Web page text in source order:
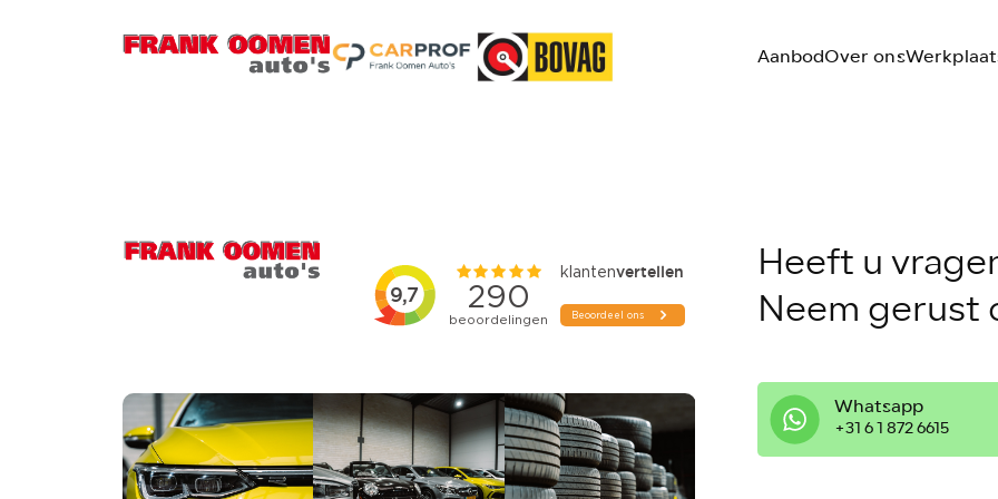
AanbodOver ons
Heeft u
Neem gerust
Whatsapp
‭+31 6 1 872 6615